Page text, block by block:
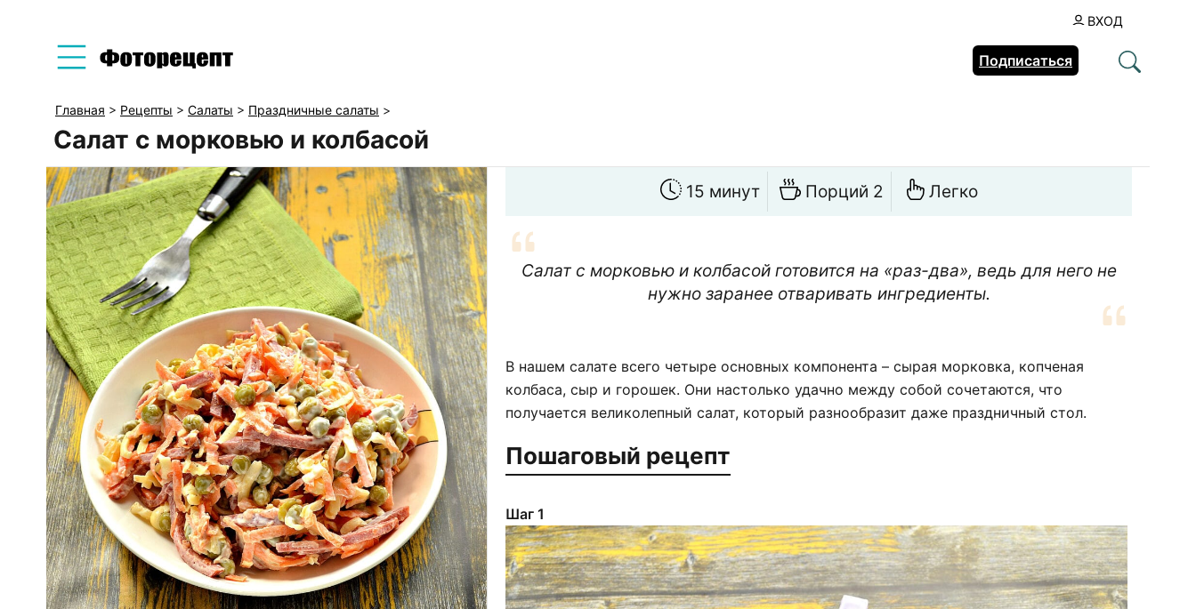
ВХОД
Подписаться
Главная > Рецепты > Салаты > Праздничные салаты >
Салат с морковью и колбасой
15 минут Порций 2 Легко
Салат с морковью и колбасой готовится на «раз-два», ведь для него не
нужно заранее отваривать ингредиенты.
В нашем салате всего четыре основных компонента – сырая морковка, копченая
колбаса, сыр и горошек. Они настолько удачно между собой сочетаются, что
получается великолепный салат, который разнообразит даже праздничный стол.
Пошаговый рецепт
Шаг 1